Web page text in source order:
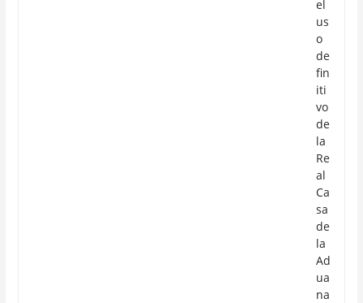
el
us
o
de
fin
iti
vo
de
la
Re
al
Ca
sa
de
la
Ad
ua
na